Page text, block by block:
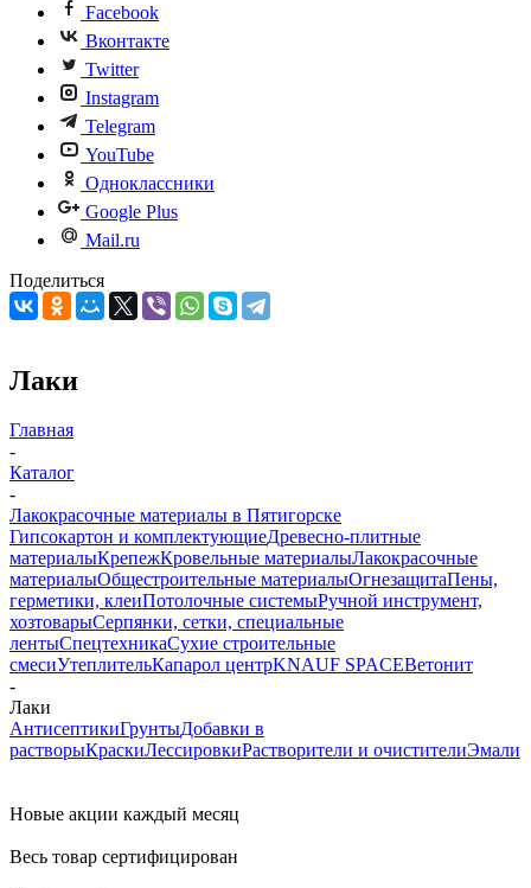
Facebook
Вконтакте
Twitter
Instagram
Telegram
YouTube
Одноклассники
Google Plus
Mail.ru
Поделиться
Лаки
Главная
-
Каталог
-
Лакокрасочные материалы в Пятигорске
Гипсокартон и комплектующиеДревесно-плитные
материалыКрепежКровельные материалыЛакокрасочные
материалыОбщестроительные материалыОгнезащитаПены,
герметики, клеиПотолочные системыРучной инструмент,
хозтоварыСерпянки, сетки, специальные
лентыСпецтехникаСухие строительные
смесиУтеплительКапарол центрKNAUF SPACEВетонит
-
Лаки
АнтисептикиГрунтыДобавки в
растворыКраскиЛессировкиРастворители и очистителиЭмали
Новые акции каждый месяц
Весь товар сертифицирован